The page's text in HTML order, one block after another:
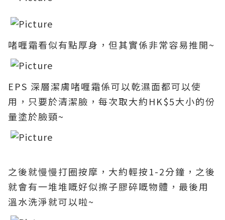
啫喱霜看似有點厚身，但其實係非常容易推開~
EPS 深層潔膚啫喱霜係可以乾濕面都可以使
用，只要於清潔臉，每次取大約HK$5大小的份
量塗於臉頸~
之後就慢慢打圈按摩，大約輕按1-2分鐘，之後
就會有一堆堆嘅好似擦子膠碎嘅物體，最後用
溫水洗淨就可以啦~